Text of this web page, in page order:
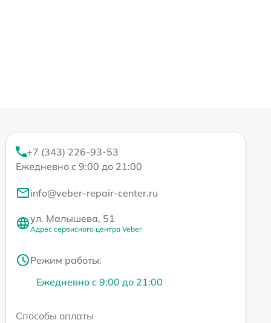
+7 (343) 226-93-53
Ежедневно с 9:00 до 21:00
info@veber-repair-center.ru
ул. Малышева, 51
Адрес сервисного центра Veber
Режим работы:
Ежедневно с 9:00 до 21:00
Способы оплаты